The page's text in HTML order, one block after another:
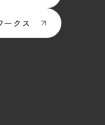
ークス